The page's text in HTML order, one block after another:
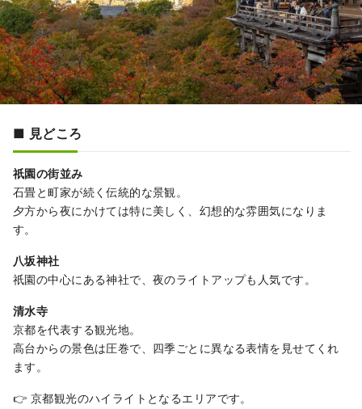
■ 見どころ
祇園の街並み
石畳と町家が続く伝統的な景観。
夕方から夜にかけては特に美しく、幻想的な雰囲気になりま
す。
八坂神社
祇園の中心にある神社で、夜のライトアップも人気です。
清水寺
京都を代表する観光地。
高台からの景色は圧巻で、四季ごとに異なる表情を見せてくれ
ます。
👉 京都観光のハイライトとなるエリアです。